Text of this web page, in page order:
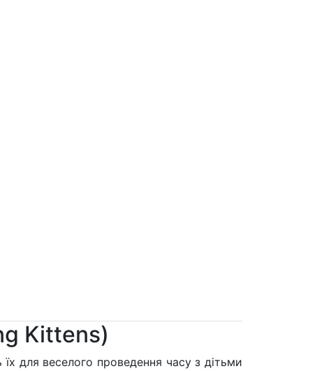
Kittens)
для веселого проведення часу з дітьми